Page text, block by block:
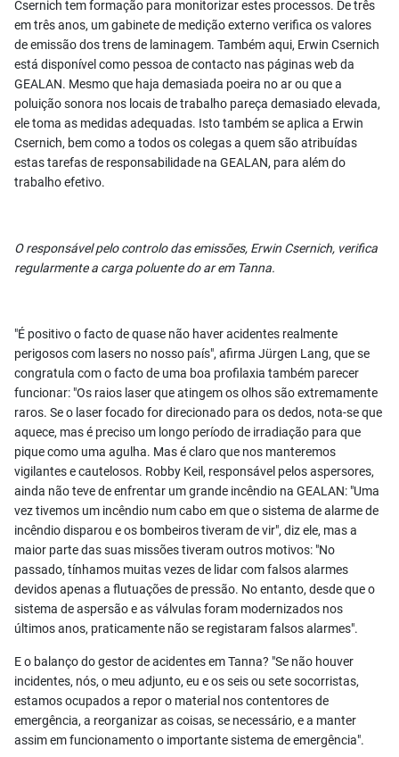
Csernich tem formação para monitorizar estes processos. De três
em três anos, um gabinete de medição externo verifica os valores
de emissão dos trens de laminagem. Também aqui, Erwin Csernich
está disponível como pessoa de contacto nas páginas web da
GEALAN. Mesmo que haja demasiada poeira no ar ou que a
poluição sonora nos locais de trabalho pareça demasiado elevada,
ele toma as medidas adequadas. Isto também se aplica a Erwin
Csernich, bem como a todos os colegas a quem são atribuídas
estas tarefas de responsabilidade na GEALAN, para além do
trabalho efetivo.
O responsável pelo controlo das emissões, Erwin Csernich, verifica
regularmente a carga poluente do ar em Tanna.
"É positivo o facto de quase não haver acidentes realmente
perigosos com lasers no nosso país", afirma Jürgen Lang, que se
congratula com o facto de uma boa profilaxia também parecer
funcionar: "Os raios laser que atingem os olhos são extremamente
raros. Se o laser focado for direcionado para os dedos, nota-se que
aquece, mas é preciso um longo período de irradiação para que
pique como uma agulha. Mas é claro que nos manteremos
vigilantes e cautelosos. Robby Keil, responsável pelos aspersores,
ainda não teve de enfrentar um grande incêndio na GEALAN: "Uma
vez tivemos um incêndio num cabo em que o sistema de alarme de
incêndio disparou e os bombeiros tiveram de vir", diz ele, mas a
maior parte das suas missões tiveram outros motivos: "No
passado, tínhamos muitas vezes de lidar com falsos alarmes
devidos apenas a flutuações de pressão. No entanto, desde que o
sistema de aspersão e as válvulas foram modernizados nos
últimos anos, praticamente não se registaram falsos alarmes".
E o balanço do gestor de acidentes em Tanna? "Se não houver
incidentes, nós, o meu adjunto, eu e os seis ou sete socorristas,
estamos ocupados a repor o material nos contentores de
emergência, a reorganizar as coisas, se necessário, e a manter
assim em funcionamento o importante sistema de emergência".